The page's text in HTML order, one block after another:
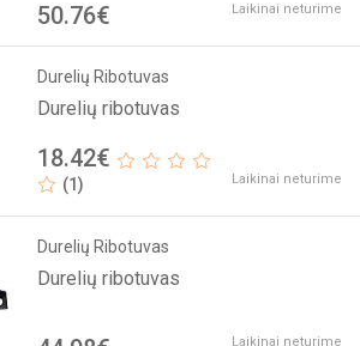
50.76€ Laikinai neturime
Durelių Ribotuvas
Durelių ribotuvas
18.42€
(1) Laikinai neturime
Durelių Ribotuvas
Durelių ribotuvas
Laikinai neturime